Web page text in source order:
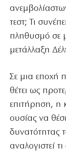
τεστ; Τι
πληθυσμό σε
μετάλλαξη
Σε μια εποχή
θέτει ως
επιτήρηση, η
ουσίας να
δυνατότητας
αναλογιστεί